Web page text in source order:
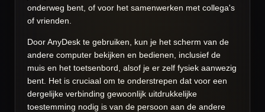
onderweg bent, of voor het samenwerken met collega's
of vrienden.
Door AnyDesk te gebruiken, kun je het scherm van de
andere computer bekijken en bedienen, inclusief de
muis en het toetsenbord, alsof je er zelf fysiek aanwezig
bent. Het is cruciaal om te onderstrepen dat voor een
dergelijke verbinding gewoonlijk uitdrukkelijke
toestemming nodig is van de persoon aan de andere